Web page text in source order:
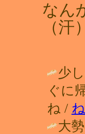
なん
（汗）
少
ぐに
ね /
大